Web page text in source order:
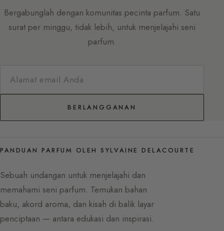
Bergabunglah dengan komunitas pecinta parfum. Satu
surat per minggu, tidak lebih, untuk menjelajahi seni
parfum.
BERLANGGANAN
PANDUAN PARFUM OLEH SYLVAINE DELACOURTE
Sebuah undangan untuk menjelajahi dan
memahami seni parfum. Temukan bahan
baku, akord aroma, dan kisah di balik layar
penciptaan — antara edukasi dan inspirasi.